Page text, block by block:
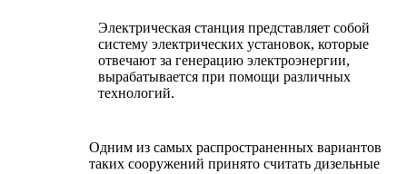
Электрическая станция представляет собой
систему электрических установок, которые
отвечают за генерацию электроэнергии,
вырабатывается при помощи различных
технологий.
Одним из самых распространенных вариантов
таких сооружений принято считать дизельные